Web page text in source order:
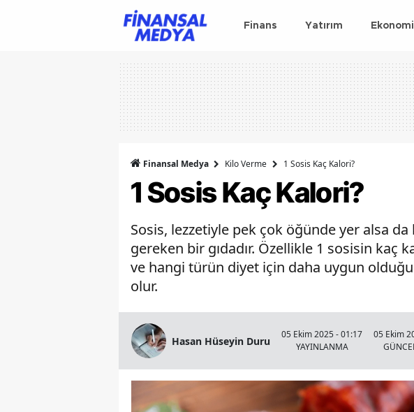
Finans Yatırım Ekonomi
Finansal Medya Kilo Verme 1 Sosis Kaç Kalori?
1 Sosis Kaç Kalori?
Sosis, lezzetiyle pek çok öğünde yer alsa
gereken bir gıdadır. Özellikle 1 sosisin
ve hangi türün diyet için daha uygun olduğu
olur.
Hasan Hüseyin Duru
05 Ekim 2025 - 01:17
YAYINLANMA
05 Ekim